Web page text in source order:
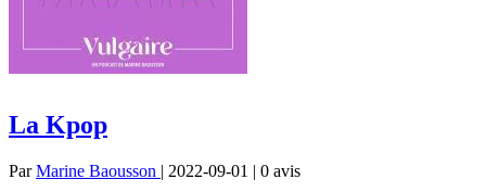
La Kpop
ParMarine Baousson | 2022-09-01 | 0 avis